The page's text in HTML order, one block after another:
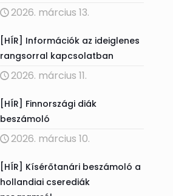
2026. március 13.
[HÍR] Információk az ideiglenes
rangsorral kapcsolatban
2026. március 11.
[HÍR] Finnországi diák
beszámoló
2026. március 10.
[HÍR] Kísérőtanári beszámoló a
hollandiai cserediák